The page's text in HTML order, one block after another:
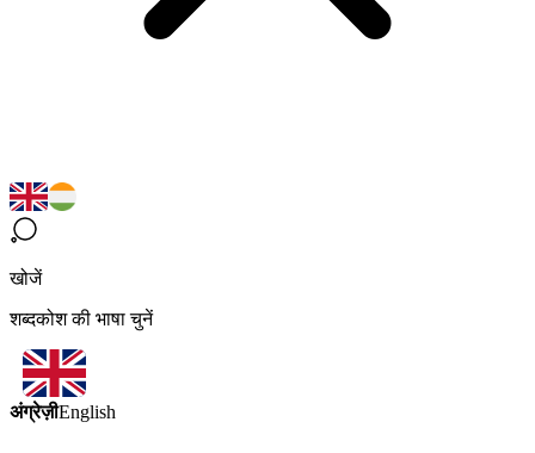
खोजें
शब्दकोश की भाषा चुनें
अंग्रेज़ीEnglish